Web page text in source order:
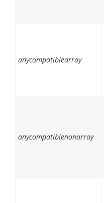
anycompatiblearray
anycompatiblenonarray